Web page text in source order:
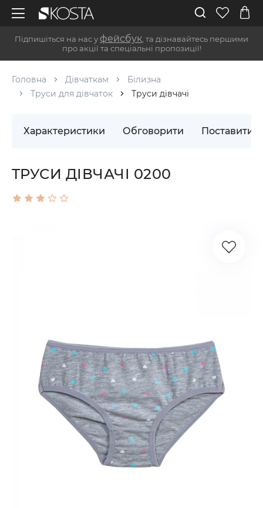
Підпишіться на нас у фейсбук , та дізнавайтесь першими
про акції та спеціальні пропозиції!
Головна Дівчаткам
Білизна
Труси для дівчаток
Труси дівчачі
Характеристики Обговорити Поставити
ТРУСИ ДІВЧАЧІ 0200